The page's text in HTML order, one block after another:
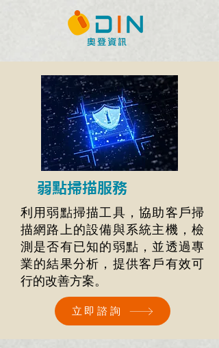
​弱點掃描服務
利用弱點掃描工具，協助客戶掃
描網路上的設備與系統主機，檢
測是否有已知的弱點，並透過專
業的結果分析，提供客戶有效可
行的改善方案。
立即諮詢